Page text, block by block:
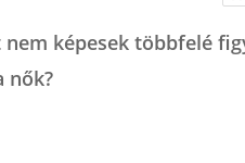
nem képesek többfelé
nők?